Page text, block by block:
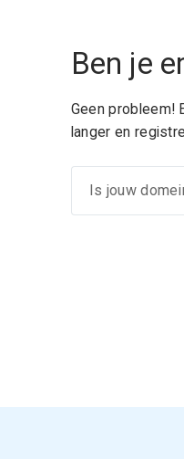
Ben je
Geen probleem!
langer en